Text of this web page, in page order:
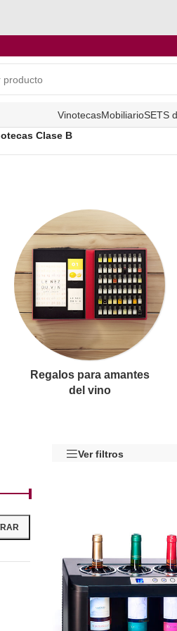
VinotecasMobiliarioSETS
Clase B
Regalos para amantes
del vino
Ver filtros